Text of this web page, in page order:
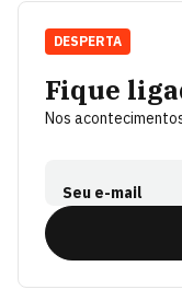
Fique
Nos
Seu e-mail
DESPERTA